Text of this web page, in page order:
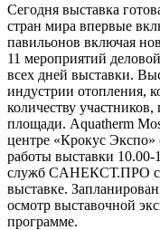
Сегодня выставка
стран мира впервые
павильонов включая
11 мероприятий
всех дней выставки.
индустрии отопления,
количеству
площади. Aquatherm
центре «Крокус
работы выставки
служб CАНЕКСТ.ПРО
выставке.
осмотр выставочной
программе.